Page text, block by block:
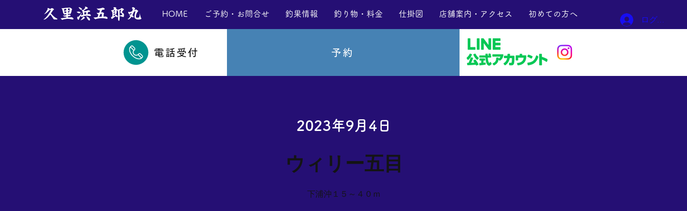
​久里浜五郎丸 HOME ご予約・お問合せ 釣果情報 釣り物・料金 仕掛図 店舗案内・アクセス 初めての方へ
ログイン
電話受付 予約
2023年9月4日
ウィリー五目
下浦沖１５～４０ｍ